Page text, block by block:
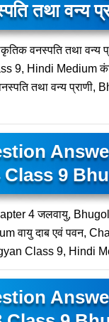
तथा वन्य
वनस्पति तथा वन्य
9, Hindi Medium
तथा वन्य प्राणी,
9
4 जलवायु,
वायु दाब एवं पवन,
Class 9, Hindi